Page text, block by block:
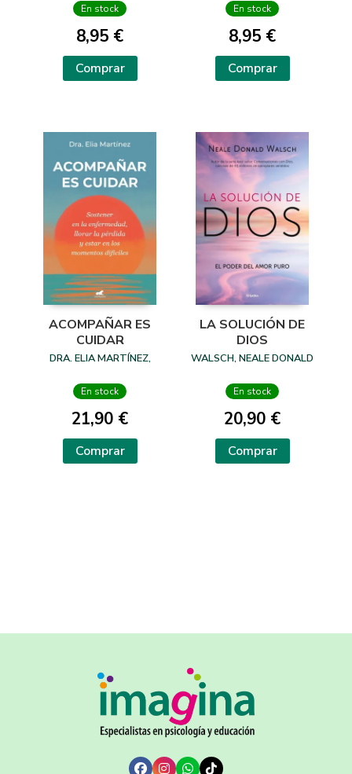
En stock
8,95 €
Comprar
En stock
8,95 €
Comprar
ACOMPAÑAR ES
CUIDAR
DRA. ELIA MARTÍNEZ,
En stock
21,90 €
Comprar
LA SOLUCIÓN DE
DIOS
WALSCH, NEALE DONALD
En stock
20,90 €
Comprar